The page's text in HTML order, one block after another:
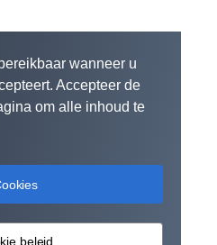
wanneer u
Accepteer de
om alle inhoud te
beleid